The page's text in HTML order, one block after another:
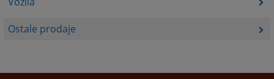
Ostale prodaje